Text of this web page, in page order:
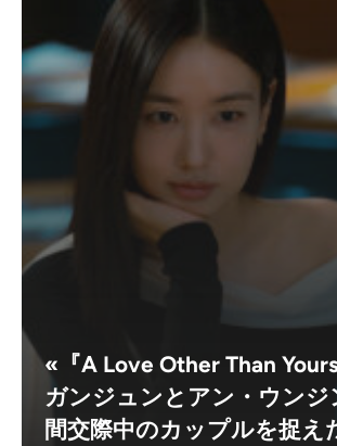
«『A Love Other Than
ガンジュンとアン・ウンジ
間交際中のカップルを捉え